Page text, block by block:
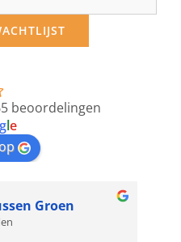
beoordelingen
gle
Groen